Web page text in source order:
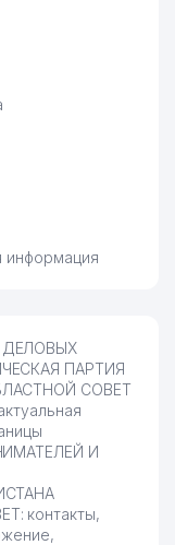
информация
ПАРТИЯ
СОВЕТ
И
контакты,